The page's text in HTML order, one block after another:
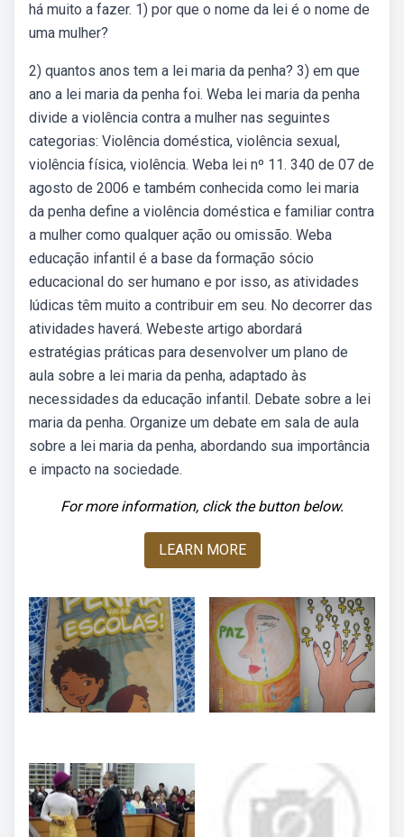
há muito a fazer. 1) por que o nome da lei é o nome de
uma mulher?
2) quantos anos tem a lei maria da penha? 3) em que
ano a lei maria da penha foi. Weba lei maria da penha
divide a violência contra a mulher nas seguintes
categorias: Violência doméstica, violência sexual,
violência física, violência. Weba lei nº 11. 340 de 07 de
agosto de 2006 e também conhecida como lei maria
da penha define a violência doméstica e familiar contra
a mulher como qualquer ação ou omissão. Weba
educação infantil é a base da formação sócio
educacional do ser humano e por isso, as atividades
lúdicas têm muito a contribuir em seu. No decorrer das
atividades haverá. Webeste artigo abordará
estratégias práticas para desenvolver um plano de
aula sobre a lei maria da penha, adaptado às
necessidades da educação infantil. Debate sobre a lei
maria da penha. Organize um debate em sala de aula
sobre a lei maria da penha, abordando sua importância
e impacto na sociedade.
For more information, click the button below.
LEARN MORE